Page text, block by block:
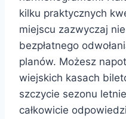
kilku praktycznych
miejscu zazwyczaj
bezpłatnego
planów. Możesz
wiejskich kasach
szczycie sezonu
całkowicie